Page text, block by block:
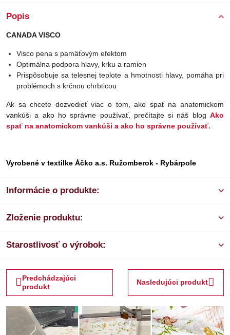
Popis
CANADA VISCO
Visco pena s pamäťovým efektom
Optimálna podpora hlavy, krku a ramien
Prispôsobuje sa telesnej teplote a hmotnosti hlavy, pomáha pri
problémoch s krčnou chrbticou
Ak sa chcete dozvedieť viac o tom, ako spať na anatomickom
vankúši a ako ho správne používať, prečítajte si náš blog Ako
spať na anatomickom vankúši a ako ho správne používať.
Vyrobené v textilke Áčko a.s. Ružomberok - Rybárpole
Informácie o produkte:
Zloženie produktu:
Starostlivosť o výrobok:
Predchádzajúci
produkt
Nasledujúci produkt